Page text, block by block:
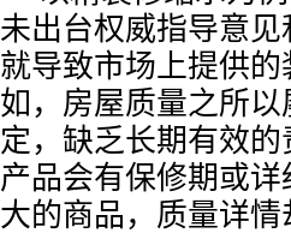
未出台权威指导意
就导致市场上提供
如，房屋质量之所
定，缺乏长期有效
产品会有保修期或
大的商品，质量详情